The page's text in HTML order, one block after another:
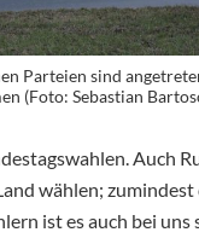
Parteien sind
(Foto: Sebastian
Auch
wählen;
ist es auch bei uns